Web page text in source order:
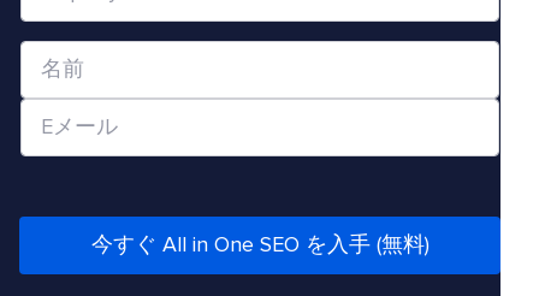
ェ
ブ
イ
L
前
ー
*
今すぐ All in One SEO を入手 (無料)